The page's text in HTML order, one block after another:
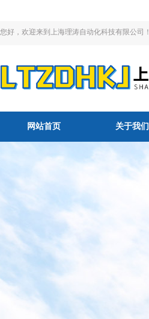
您好，欢迎来到上海理涛自动化科技有限公司！
网站首页 关于我们